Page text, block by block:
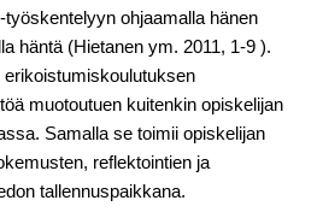
ohjaamalla hänen
häntä (Hietanen ym. 2011, 1-9 ).
erikoistumiskoulutuksen
muotoutuen kuitenkin opiskelijan
Samalla se toimii opiskelijan
reflektointien ja
tallennuspaikkana.